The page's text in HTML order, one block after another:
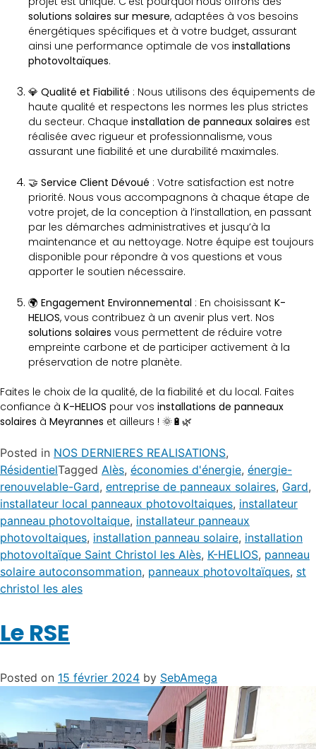
solutions solaires sur mesure, adaptées à vos besoins
énergétiques spécifiques et à votre budget, assurant
ainsi une performance optimale de vos installations
photovoltaïques.
💎 Qualité et Fiabilité : Nous utilisons des équipements de
haute qualité et respectons les normes les plus strictes
du secteur. Chaque installation de panneaux solaires est
réalisée avec rigueur et professionnalisme, vous
assurant une fiabilité et une durabilité maximales.
🤝 Service Client Dévoué : Votre satisfaction est notre
priorité. Nous vous accompagnons à chaque étape de
votre projet, de la conception à l’installation, en passant
par les démarches administratives et jusqu’à la
maintenance et au nettoyage. Notre équipe est toujours
disponible pour répondre à vos questions et vous
apporter le soutien nécessaire.
🌍 Engagement Environnemental : En choisissant K-
HELIOS, vous contribuez à un avenir plus vert. Nos
solutions solaires vous permettent de réduire votre
empreinte carbone et de participer activement à la
préservation de notre planète.
Faites le choix de la qualité, de la fiabilité et du local. Faites
confiance à K-HELIOS pour vos installations de panneaux
solaires à Meyrannes et ailleurs ! 🌞🔋🌿
Posted in NOS DERNIERES REALISATIONS,
RésidentielTagged Alès, économies d'énergie, énergie-
renouvelable-Gard, entreprise de panneaux solaires, Gard,
installateur local panneaux photovoltaiques, installateur
panneau photovoltaique, installateur panneaux
photovoltaiques, installation panneau solaire, installation
photovoltaïque Saint Christol les Alès, K-HELIOS, panneau
solaire autoconsommation, panneaux photovoltaïques, st
christol les ales
Le RSE
Posted on 15 février 2024 by SebAmega